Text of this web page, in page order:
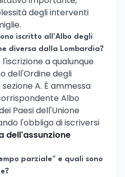
degli interventi
iscritto all'Albo degli
diversa dalla Lombardia?
a qualunque
dell'Ordine degli
A. È ammessa
Albo
Paesi dell'Unione
l'obbligo di iscriversi
dell'assunzione
parziale" e quali sono